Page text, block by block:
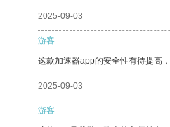
2025-09-03
游客
这款加速器app的安全性有待提高
2025-09-03
游客